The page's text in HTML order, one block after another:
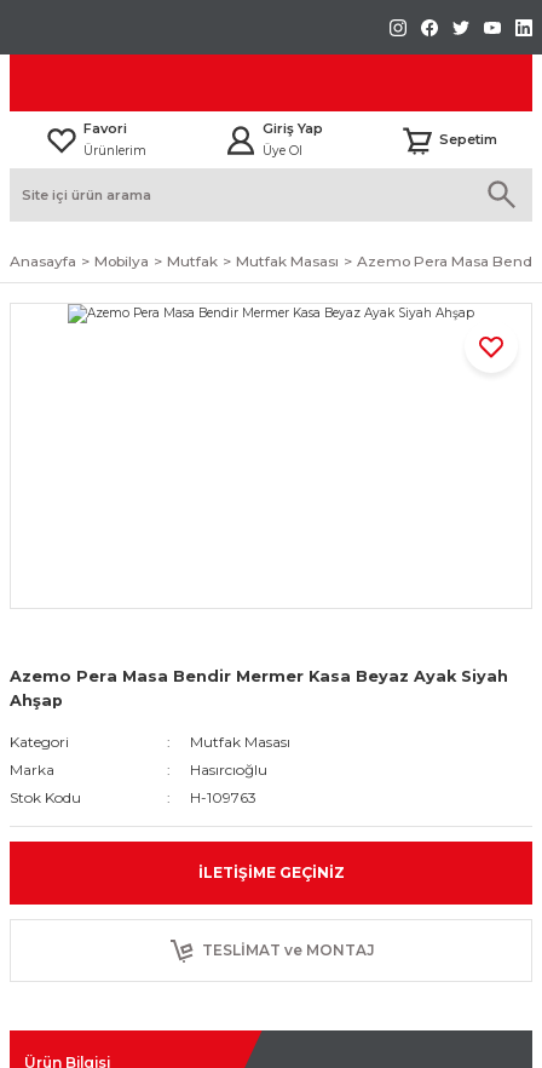
Favori
Ürünlerim
Giriş Yap
Üye Ol
Sepetim
Anasayfa Mobilya Mutfak Mutfak Masası Azemo Pera Masa
Azemo Pera Masa Bendir Mermer Kasa Beyaz Ayak Siyah
Ahşap
Kategori
Mutfak Masası
Marka
Hasırcıoğlu
Stok Kodu
H-109763
İLETIŞIME GEÇINIZ
TESLİMAT ve MONTAJ
Ürün Bilgisi